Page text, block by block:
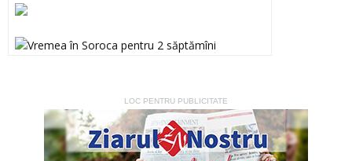
LOC PENTRU PUBLICITATE